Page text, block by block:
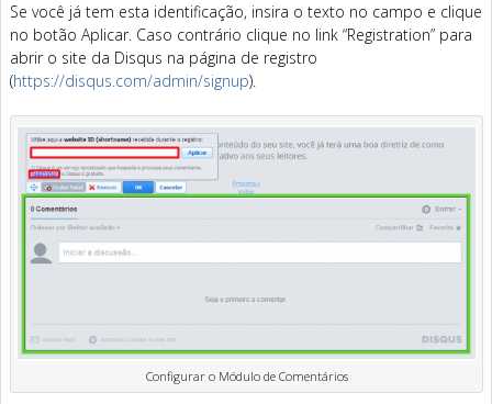
Se você já tem esta identificação, insira o texto no campo e clique
no botão Aplicar. Caso contrário clique no link “Registration” para
abrir o site da Disqus na página de registro
(https://disqus.com/admin/signup).
Configurar o Módulo de Comentários